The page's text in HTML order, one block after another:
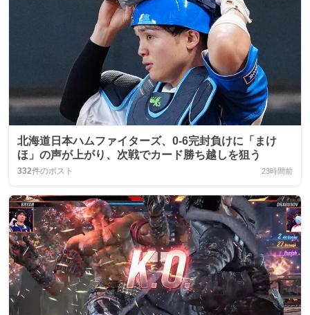
北海道日本ハムファイターズ、0-6完封負けに「まけ
ほ」の声が上がり、次戦でカード勝ち越しを狙う
332件のポスト 23時間前